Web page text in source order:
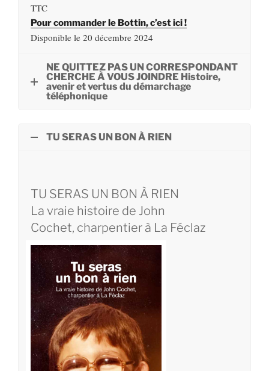
TTC
Pour commander le Bottin, c’est ici !
Disponible le 20 décembre 2024
NE QUITTEZ PAS UN CORRESPONDANT
CHERCHE À VOUS JOINDRE Histoire,
avenir et vertus du démarchage
téléphonique
TU SERAS UN BON À RIEN
TU SERAS UN BON À RIEN
La vraie histoire de John
Cochet, charpentier à La Féclaz